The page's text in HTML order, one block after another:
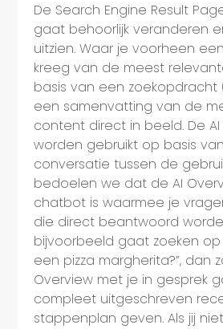
De Search Engine Result
gaat behoorlijk veranderen
uitzien. Waar je voorheen
kreeg van de meest
basis van een zoekopdracht
een samenvatting van de
content direct in beeld. De AI
worden gebruikt op basis
conversatie tussen de
bedoelen we dat de AI
chatbot is waarmee je
die direct beantwoord
bijvoorbeeld gaat zoeken op
een pizza margherita?”, dan
Overview met je in gesprek
compleet uitgeschreven
stappenplan geven. Als jij